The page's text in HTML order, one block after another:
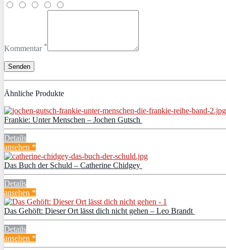
Kommentar *
Ähnliche Produkte
Frankie: Unter Menschen – Jochen Gutsch
Details
ansehen *
Das Buch der Schuld – Catherine Chidgey
Details
ansehen *
Das Gehöft: Dieser Ort lässt dich nicht gehen – Leo Brandt
Details
ansehen *